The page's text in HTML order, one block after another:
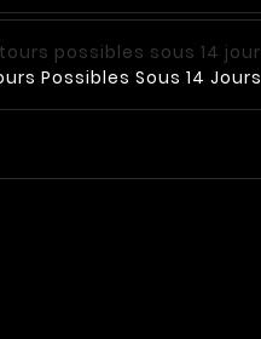
Possibles Sous 14 Jours